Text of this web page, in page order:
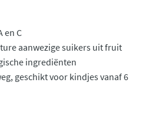
en C
aanwezige suikers uit fruit
ingrediënten
geschikt voor kindjes vanaf 6